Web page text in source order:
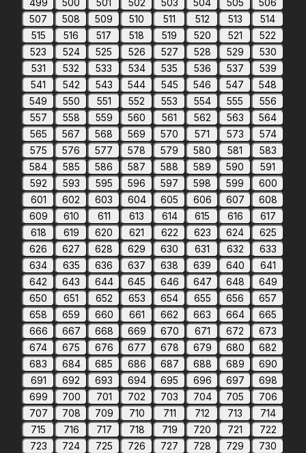
499 500 501 502 503 504 505
506
507
508 509 510 511 512 513
514
515
516 517 518 519 520 521
522
523
524 525 526 527 528 529
530
531
532 533 534 535 536 537
539
541
542 543 544 545 546 547
548
549
550 551 552 553 554 555
556
557
558 559 560 561 562 563
564
565
567 568 569 570 571 573
574
575
576 577 578 579 580 581
583
584
585 586 587 588 589 590
591
592
593 595 596 597 598 599
600
601
602 603 604 605 606 607
608
609
610 611 613 614 615 616
617
618
619 620 621 622 623 624
625
626
627 628 629 630 631 632
633
634
635 636 637 638 639 640
641
642
643 644 645 646 647 648
649
650
651 652 653 654 655 656
657
658
659 660 661 662 663 664
665
666
667 668 669 670 671 672
673
674
675 676 677 678 679 680
682
683
684 685 686 687 688 689
690
691
692 693 694 695 696 697
698
699
700 701 702 703 704 705
706
707
708 709 710 711 712 713
714
715
716 717 718 719 720 721
722
723
724 725 726 727 728 729
730